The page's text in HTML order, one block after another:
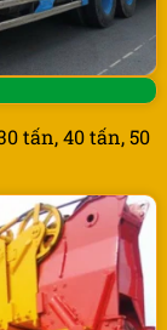
tấn, 40 tấn, 50